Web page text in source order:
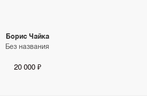
Борис Чайка
Без названия
20 000 ₽